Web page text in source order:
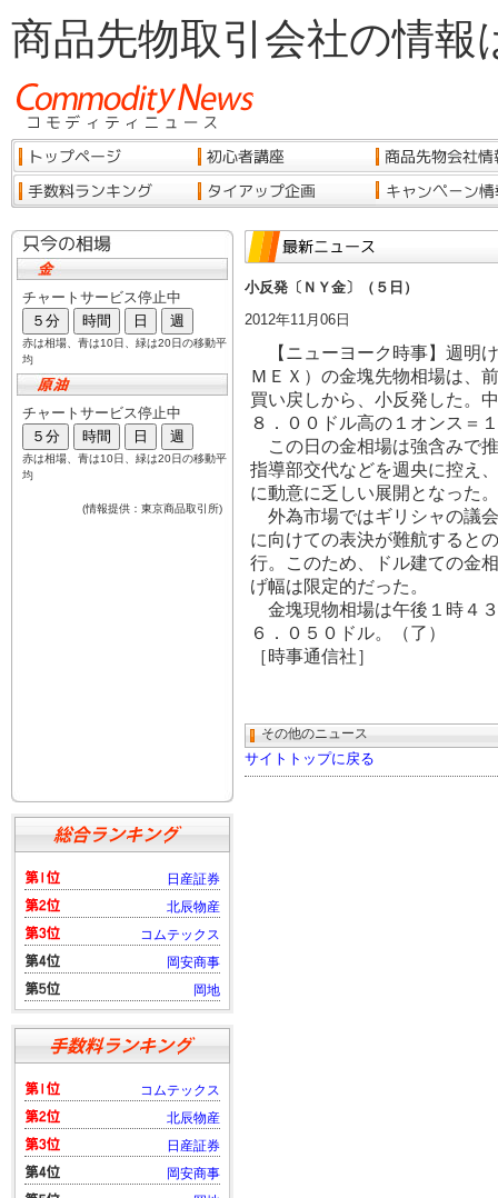
商品先物取引会社の情
小反発〔ＮＹ金〕（５日）
2012年11月06日
【ニューヨーク時事】週明
ＭＥＸ）の金塊先物相場は、
買い戻しから、小反発した。
８．００ドル高の１オンス＝
この日の金相場は強含みで
指導部交代などを週央に控え
に動意に乏しい展開となった。
外為市場ではギリシャの議
に向けての表決が難航すると
行。このため、ドル建ての金
げ幅は限定的だった。
金塊現物相場は午後１時４
６．０５０ドル。（了）
［時事通信社］
その他のニュース
サイトトップに戻る